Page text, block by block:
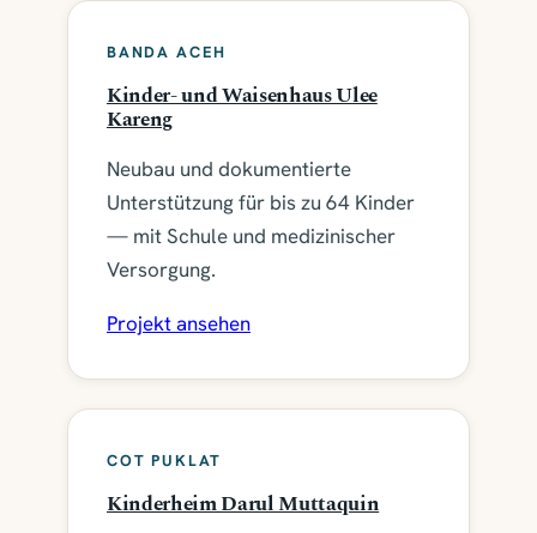
BANDA ACEH
Kinder- und Waisenhaus Ulee
Kareng
Neubau und dokumentierte
Unterstützung für bis zu 64 Kinder
— mit Schule und medizinischer
Versorgung.
Projekt ansehen
COT PUKLAT
Kinderheim Darul Muttaquin